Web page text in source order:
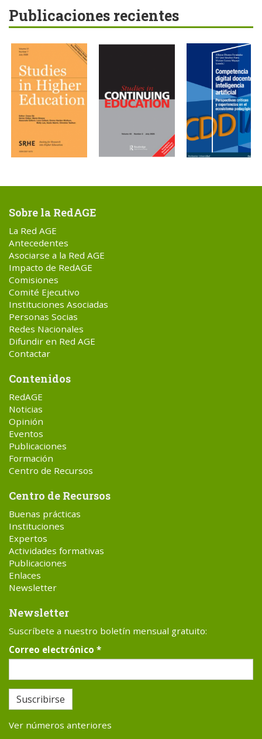
Publicaciones recientes
Sobre la RedAGE
La Red AGE
Antecedentes
Asociarse a la Red AGE
Impacto de RedAGE
Comisiones
Comité Ejecutivo
Instituciones Asociadas
Personas Socias
Redes Nacionales
Difundir en Red AGE
Contactar
Contenidos
RedAGE
Noticias
Opinión
Eventos
Publicaciones
Formación
Centro de Recursos
Centro de Recursos
Buenas prácticas
Instituciones
Expertos
Actividades formativas
Publicaciones
Enlaces
Newsletter
Newsletter
Suscríbete a nuestro boletín mensual gratuito:
Correo electrónico *
Suscribirse
Ver números anteriores